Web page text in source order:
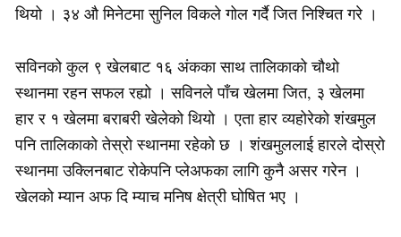
थियो । ३४ औ मिनेटमा सुनिल विकले गोल गर्दै जित निश्चित गरे ।
सविनको कुल ९ खेलबाट १६ अंकका साथ तालिकाको चौथो
स्थानमा रहन सफल रह्यो । सविनले पाँच खेलमा जित, ३ खेलमा
हार र १ खेलमा बराबरी खेलेको थियो । एता हार व्यहोरेको शंखमुल
पनि तालिकाको तेस्रो स्थानमा रहेको छ । शंखमुललाई हारले दोस्रो
स्थानमा उक्लिनबाट रोकेपनि प्लेअफका लागि कुनै असर गरेन ।
खेलको म्यान अफ दि म्याच मनिष क्षेत्री घोषित भए ।